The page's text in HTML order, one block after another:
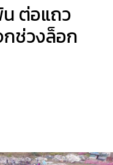
ต่อแถว
กช่วงล็อก